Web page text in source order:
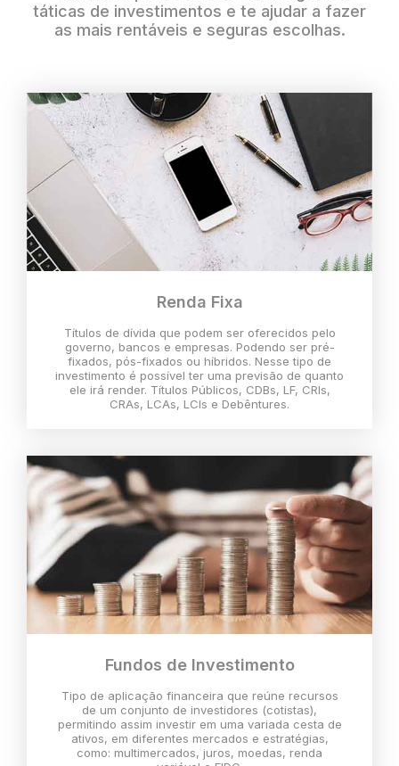
táticas de investimentos e te ajudar a fazer
as mais rentáveis e seguras escolhas.
Renda Fixa
Títulos de dívida que podem ser oferecidos pelo
governo, bancos e empresas. Podendo ser pré-
fixados, pós-fixados ou híbridos. Nesse tipo de
investimento é possível ter uma previsão de quanto
ele irá render. Títulos Públicos, CDBs, LF, CRIs,
CRAs, LCAs, LCIs e Debêntures.
Fundos de Investimento
Tipo de aplicação financeira que reúne recursos
de um conjunto de investidores (cotistas),
permitindo assim investir em uma variada cesta de
ativos, em diferentes mercados e estratégias,
como: multimercados, juros, moedas, renda